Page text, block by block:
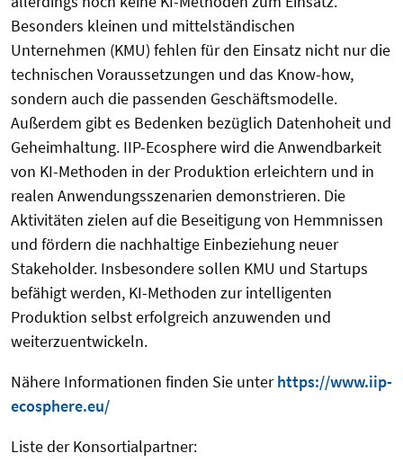
Besonders kleinen und mittelständischen
Unternehmen (KMU) fehlen für den Einsatz nicht nur die
technischen Voraussetzungen und das Know-how,
sondern auch die passenden Geschäftsmodelle.
Außerdem gibt es Bedenken bezüglich Datenhoheit und
Geheimhaltung. IIP-Ecosphere wird die Anwendbarkeit
von KI-Methoden in der Produktion erleichtern und in
realen Anwendungsszenarien demonstrieren. Die
Aktivitäten zielen auf die Beseitigung von Hemmnissen
und fördern die nachhaltige Einbeziehung neuer
Stakeholder. Insbesondere sollen KMU und Startups
befähigt werden, KI-Methoden zur intelligenten
Produktion selbst erfolgreich anzuwenden und
weiterzuentwickeln.
Nähere Informationen finden Sie unterhttps://www.iip-
ecosphere.eu/
Liste der Konsortialpartner: